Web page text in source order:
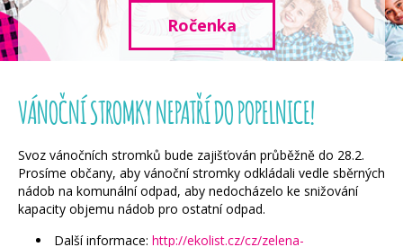
Ročenka
VÁNOČNÍ STROMKY NEPATŘÍ DO POPELNICE!
Svoz vánočních stromků bude zajišťován průběžně do 28.2.
Prosíme občany, aby vánoční stromky odkládali vedle sběrných
nádob na komunální odpad, aby nedocházelo ke snižování
kapacity objemu nádob pro ostatní odpad.
Další informace: http://ekolist.cz/cz/zelena-